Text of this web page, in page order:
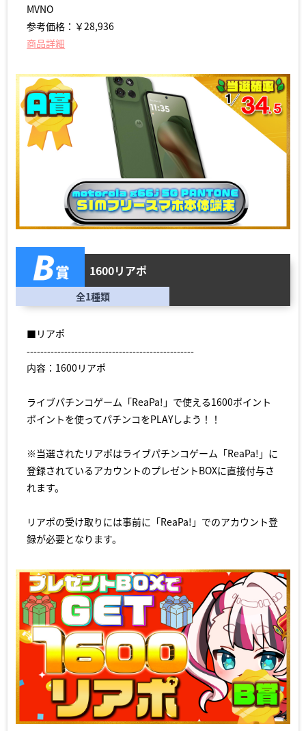
MVNO
参考価格：￥28,936
商品詳細
1600リアポ
全1種類
■リアポ
-------------------------------------------------
内容：1600リアポ
ライブパチンコゲーム「ReaPa!」で使える1600ポイント
ポイントを使ってパチンコをPLAYしよう！！
※当選されたリアポはライブパチンコゲーム「ReaPa!」に
登録されているアカウントのプレゼントBOXに直接付与さ
れます。
リアポの受け取りには事前に「ReaPa!」でのアカウント登
録が必要となります。